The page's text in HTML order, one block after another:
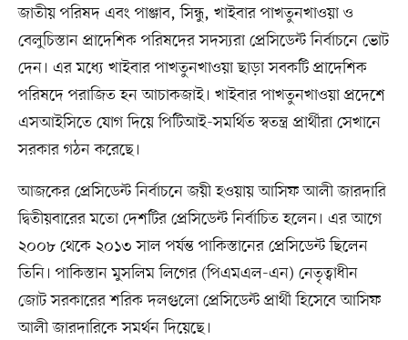
জাতীয় পরিষদ এবং পাঞ্জাব, সিন্ধু, খাইবার পাখতুনখাওয়া ও
বেলুচিস্তান প্রাদেশিক পরিষদের সদস্যরা প্রেসিডেন্ট নির্বাচনে ভোট
দেন। এর মধ্যে খাইবার পাখতুনখাওয়া ছাড়া সবকটি প্রাদেশিক
পরিষদে পরাজিত হন আচাকজাই। খাইবার পাখতুনখাওয়া প্রদেশে
এসআইসিতে যোগ দিয়ে পিটিআই-সমর্থিত স্বতন্ত্র প্রার্থীরা সেখানে
সরকার গঠন করেছে।
আজকের প্রেসিডেন্ট নির্বাচনে জয়ী হওয়ায় আসিফ আলী জারদারি
দ্বিতীয়বারের মতো দেশটির প্রেসিডেন্ট নির্বাচিত হলেন। এর আগে
২০০৮ থেকে ২০১৩ সাল পর্যন্ত পাকিস্তানের প্রেসিডেন্ট ছিলেন
তিনি। পাকিস্তান মুসলিম লিগের (পিএমএল-এন) নেতৃত্বাধীন
জোট সরকারের শরিক দলগুলো প্রেসিডেন্ট প্রার্থী হিসেবে আসিফ
আলী জারদারিকে সমর্থন দিয়েছে।